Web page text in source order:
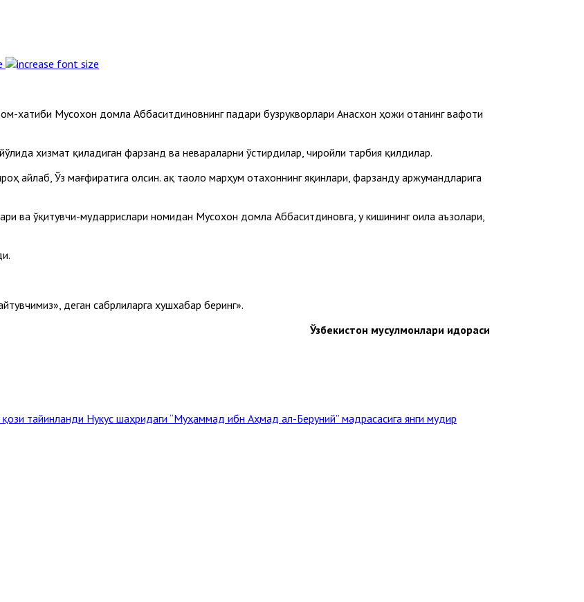
хатиби Мусохон домла Аббаситдиновнинг падари бузрукворлари Анасхон ҳожи отанинг вафоти
хизмат қиладиган фарзанд ва невараларни ўстирдилар, чиройли тарбия қилдилар.
айлаб, Ўз мағфиратига олсин. Ҳақ таоло марҳум отахоннинг яқинлари, фарзанду аржумандларига
ва ўқитувчи-мударрислари номидан Мусохон домла Аббаситдиновга, у кишининг оила аъзолари,
деган сабрлиларга хушхабар беринг».
Ўзбекистон мусулмонлари идораси
тайинланди Нукус шаҳридаги “Муҳаммад ибн Аҳмад ал-Беруний” мадрасасига янги мудир